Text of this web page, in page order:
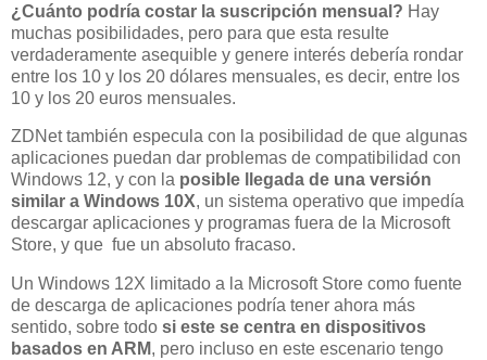
¿Cuánto podría costar la suscripción mensual? Hay
muchas posibilidades, pero para que esta resulte
verdaderamente asequible y genere interés debería rondar
entre los 10 y los 20 dólares mensuales, es decir, entre los
10 y los 20 euros mensuales.
ZDNet también especula con la posibilidad de que algunas
aplicaciones puedan dar problemas de compatibilidad con
Windows 12, y con la posible llegada de una versión
similar a Windows 10X, un sistema operativo que impedía
descargar aplicaciones y programas fuera de la Microsoft
Store, y que fue un absoluto fracaso.
Un Windows 12X limitado a la Microsoft Store como fuente
de descarga de aplicaciones podría tener ahora más
sentido, sobre todo si este se centra en dispositivos
basados en ARM, pero incluso en este escenario tengo